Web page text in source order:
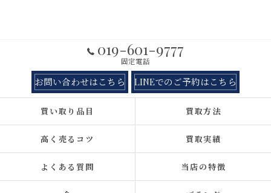
019-601-9777
固定電話
お問い合わせはこちら LINEでのご予約はこちら
買い取り品目 買取方法
高く売るコツ 買取実績
よくある質問 当店の特徴